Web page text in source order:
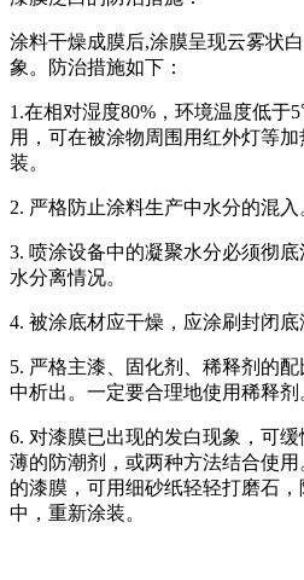
涂料干燥成膜后,涂膜呈现云雾状
象。防治措施如下：
1.在相对湿度80%，环境温度低
用，可在被涂物周围用红外灯等
装。
2. 严格防止涂料生产中水分的混入
3. 喷涂设备中的凝聚水分必须彻
水分离情况。
4. 被涂底材应干燥，应涂刷封闭底
5. 严格主漆、固化剂、稀释剂的
中析出。一定要合理地使用稀释剂
6. 对漆膜已出现的发白现象，可
薄的防潮剂，或两种方法结合使
的漆膜，可用细砂纸轻轻打磨石
中，重新涂装。